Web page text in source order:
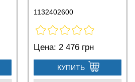
1132402600
Цена: 2 476 грн
КУПИТЬ